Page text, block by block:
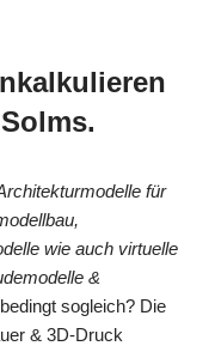
für
wie auch virtuelle
&
sogleich? Die
& 3D-Druck